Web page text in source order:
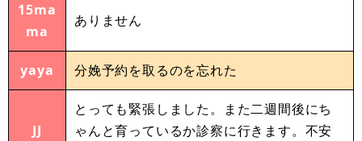
15ma
ma
ありません
yaya 分娩予約を取るのを忘れた
JJ
とっても緊張しました。また二週間後にち
ゃんと育っているか診察に行きます。不安